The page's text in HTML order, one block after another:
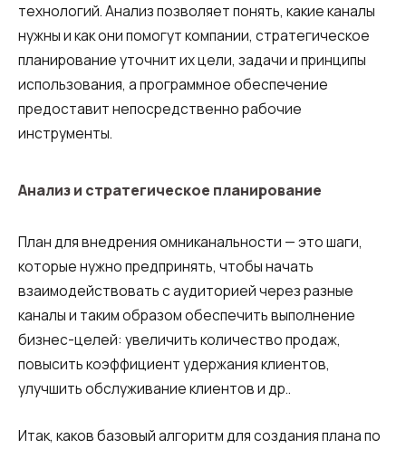
технологий. Анализ позволяет понять, какие каналы
нужны и как они помогут компании, стратегическое
планирование уточнит их цели, задачи и принципы
использования, а программное обеспечение
предоставит непосредственно рабочие
инструменты.
Анализ и стратегическое планирование
План для внедрения омниканальности — это шаги,
которые нужно предпринять, чтобы начать
взаимодействовать с аудиторией через разные
каналы и таким образом обеспечить выполнение
бизнес-целей: увеличить количество продаж,
повысить коэффициент удержания клиентов,
улучшить обслуживание клиентов и др..
Итак, каков базовый алгоритм для создания плана по